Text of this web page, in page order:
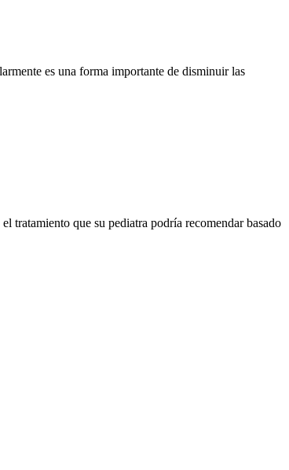
es una forma importante de disminuir las
tratamiento que su pediatra podría recomendar basado